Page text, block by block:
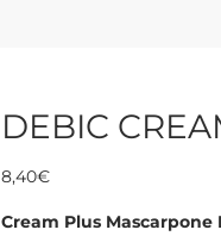
DEBIC
8,40€
Cream Plus Mascarpone